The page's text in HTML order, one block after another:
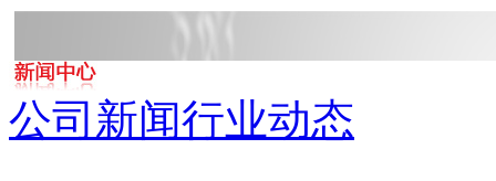
公司新闻行业动态